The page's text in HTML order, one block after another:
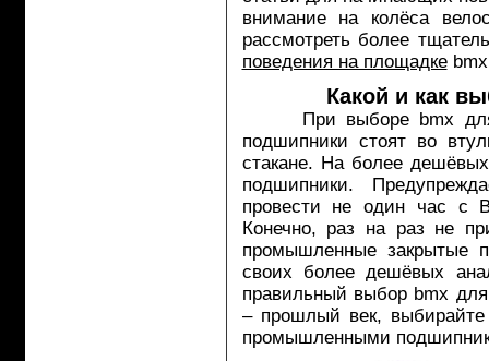
внимание на колёса
рассмотреть более
поведения на площадке
Какой и как
При выборе bmx для
подшипники стоят во
стакане. На более
подшипники.
провести не один час с
Конечно, раз на раз не
промышленные закрытые
своих более дешёвых
правильный выбор bmx
– прошлый век,
промышленными